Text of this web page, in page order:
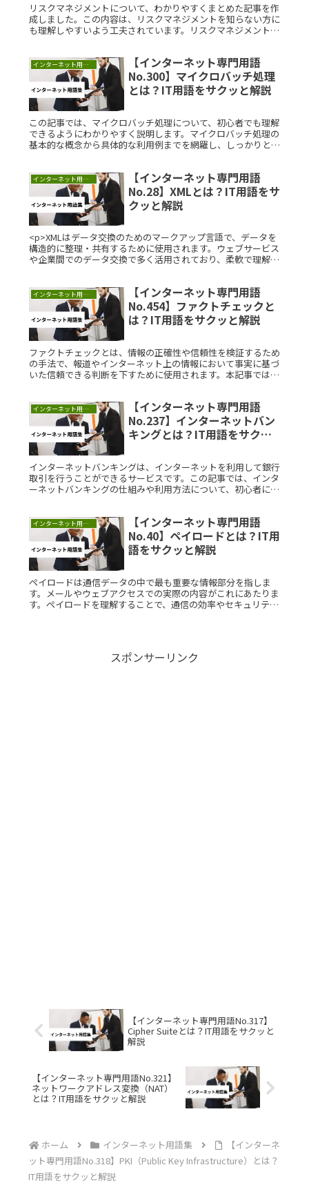
リスクマネジメントについて、わかりやすくまとめた記事を作
成しました。この内容は、リスクマネジメントを知らない方に
も理解しやすいよう工夫されています。リスクマネジメントと
インターネット用語集
【インターネット専門用語
No.300】マイクロバッチ処理
とは？IT用語をサクッと解説
この記事では、マイクロバッチ処理について、初心者でも理解
できるようにわかりやすく説明します。マイクロバッチ処理の
基本的な概念から具体的な利用例までを網羅し、しっかりと理
インターネット用語集
【インターネット専門用語
No.28】XMLとは？IT用語をサ
クッと解説
<p>XMLはデータ交換のためのマークアップ言語で、データを
構造的に整理・共有するために使用されます。ウェブサービス
や企業間でのデータ交換で多く活用されており、柔軟で理解し
インターネット用語集
【インターネット専門用語
No.454】ファクトチェックと
は？IT用語をサクッと解説
ファクトチェックとは、情報の正確性や信頼性を検証するため
の手法で、報道やインターネット上の情報において事実に基づ
いた信頼できる判断を下すために使用されます。本記事では、
インターネット用語集
【インターネット専門用語
No.237】インターネットバン
キングとは？IT用語をサクッ
インターネットバンキングは、インターネットを利用して銀行
取引を行うことができるサービスです。この記事では、インタ
ーネットバンキングの仕組みや利用方法について、初心者にも
インターネット用語集
【インターネット専門用語
No.40】ペイロードとは？IT用
語をサクッと解説
ペイロードは通信データの中で最も重要な情報部分を指しま
す。メールやウェブアクセスでの実際の内容がこれにあたりま
す。ペイロードを理解することで、通信の効率やセキュリティ
スポンサーリンク
【インターネット専門用語No.317】
Cipher Suiteとは？IT用語をサクッと
解説
【インターネット専門用語No.321】
ネットワークアドレス変換（NAT）
とは？IT用語をサクッと解説
ホーム インターネット用語集
【インターネ
ット専門用語No.318】PKI（Public Key Infrastructure）とは？
IT用語をサクッと解説